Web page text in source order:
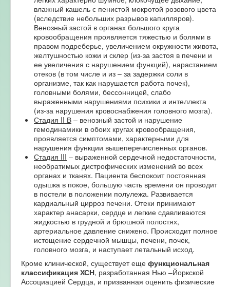
влажный кашель с пенистой мокротой розового цвета
(вследствие небольших разрывов капилляров).
Венозный застой в органах большого круга
кровообращения проявляется тяжестью и болями в
правом подреберье, увеличением окружности живота,
желтушностью кожи и склер (из-за застоя в печени и
ее увеличения с нарушением функций), нарастанием
отеков (в том числе и из – за задержки соли в
организме, так как нарушается работа почек),
головными болями, бессонницей, слабо
выраженными нарушениями психики и интеллекта
(из-за нарушения кровоснабжения головного мозга).
Стадия II В – венозный застой и нарушение
гемодинамики в обоих кругах кровообращения,
проявляется симптомами, характерными для
нарушения функции вышеперечисленных органов.
Стадия III – выраженной сердечной недостаточности,
необратимых дистрофических изменений во всех
органах и тканях. Пациента беспокоит постоянная
одышка в покое, большую часть времени он проводит
в постели в положении полулежа. Развивается
кардиальный цирроз печени. Отеки принимают
характер анасарки, сердце и легкие сдавливаются
жидкостью в грудной и брюшной полостях,
артериальное давление снижено. Происходит полное
истощение сердечной мышцы, печени, почек,
головного мозга, и наступает летальный исход.
Кроме клинической, существует еще функциональная
классификация ХСН, разработанная Нью –Йоркской
Ассоциацией Сердца, и призванная оценить физические